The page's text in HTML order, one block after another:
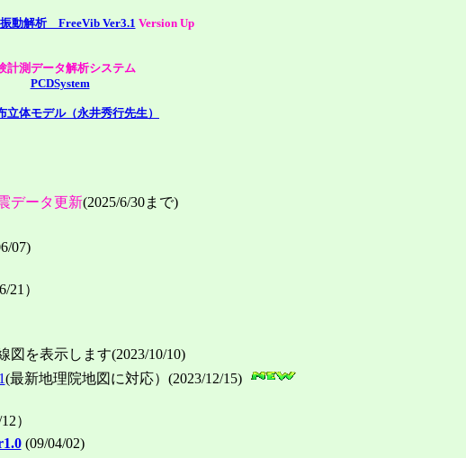
動解析 FreeVib Ver3.1 Version Up
計測データ解析システム
PCDSystem
立体モデル（永井秀行先生）
データ更新(2025/6/30まで)
07)
21）
を表示します(2023/10/10)
(最新地理院地図に対応）(2023/12/15)
）
(09/04/02)